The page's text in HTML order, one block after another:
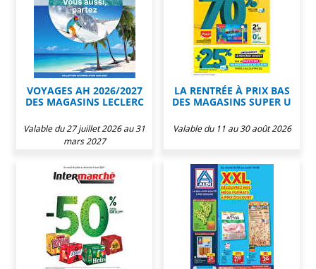
VOYAGES AH 2026/2027
DES MAGASINS LECLERC
Valable du 27 juillet 2026 au 31
mars 2027
LA RENTRÉE À PRIX BAS
DES MAGASINS SUPER U
Valable du 11 au 30 août 2026